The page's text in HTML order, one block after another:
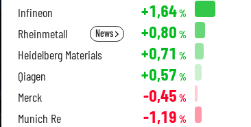
Infineon +1,64%
Rheinmetall News +0,80 %
Heidelberg Materials +0,71 %
Qiagen +0,57 %
Merck -0,45 %
Munich Re -1,19 %